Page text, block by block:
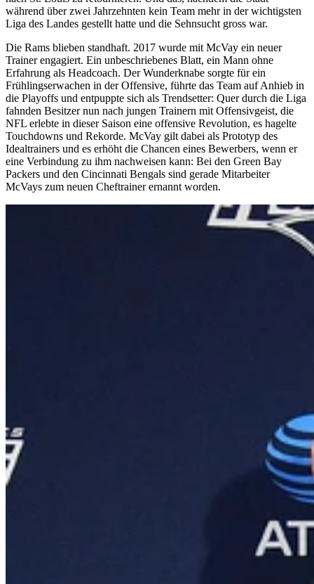
während über zwei Jahrzehnten kein Team mehr in der wichtigsten
Liga des Landes gestellt hatte und die Sehnsucht gross war.
Die Rams blieben standhaft. 2017 wurde mit McVay ein neuer
Trainer engagiert. Ein unbeschriebenes Blatt, ein Mann ohne
Erfahrung als Headcoach. Der Wunderknabe sorgte für ein
Frühlingserwachen in der Offensive, führte das Team auf Anhieb in
die Playoffs und entpuppte sich als Trendsetter: Quer durch die Liga
fahnden Besitzer nun nach jungen Trainern mit Offensivgeist, die
NFL erlebte in dieser Saison eine offensive Revolution, es hagelte
Touchdowns und Rekorde. McVay gilt dabei als Prototyp des
Idealtrainers und es erhöht die Chancen eines Bewerbers, wenn er
eine Verbindung zu ihm nachweisen kann: Bei den Green Bay
Packers und den Cincinnati Bengals sind gerade Mitarbeiter
McVays zum neuen Cheftrainer ernannt worden.